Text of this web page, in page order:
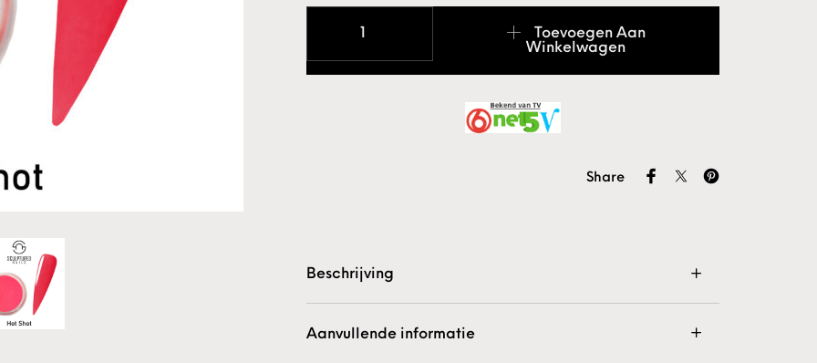
Toevoegen Aan
Winkelwagen
Share
Beschrijving
Aanvullende informatie